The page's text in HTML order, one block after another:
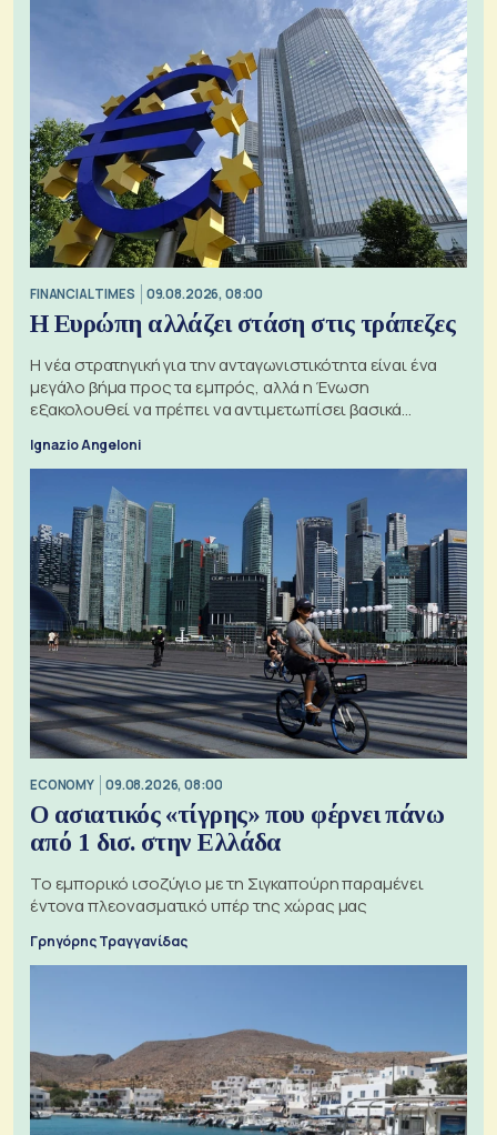
FINANCIAL TIMES 09.08.2026, 08:00
Η Ευρώπη αλλάζει στάση στις τράπεζες
Η νέα στρατηγική για την ανταγωνιστικότητα είναι ένα
μεγάλο βήμα προς τα εμπρός, αλλά η Ένωση
εξακολουθεί να πρέπει να αντιμετωπίσει βασικά
Ignazio Angeloni
ECONOMY 09.08.2026, 08:00
Ο ασιατικός «τίγρης» που φέρνει πάνω
από 1 δισ. στην Ελλάδα
Το εμπορικό ισοζύγιο με τη Σιγκαπούρη παραμένει
έντονα πλεονασματικό υπέρ της χώρας μας
Γρηγόρης Τραγγανίδας